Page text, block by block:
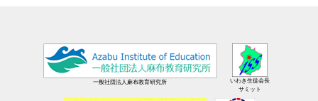
一般社団法人麻布教育研究所
いわき生徒会長
サミット